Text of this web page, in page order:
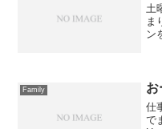
土
ま
ン
ロ
Family お
仕
で